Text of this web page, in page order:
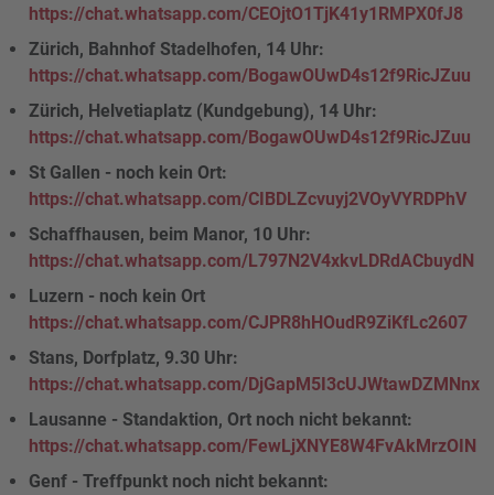
https://chat.whatsapp.com/CEOjtO1TjK41y1RMPX0fJ8
Zürich, Bahnhof Stadelhofen, 14 Uhr:
https://chat.whatsapp.com/BogawOUwD4s12f9RicJZuu
Zürich, Helvetiaplatz (Kundgebung), 14 Uhr:
https://chat.whatsapp.com/BogawOUwD4s12f9RicJZuu
St Gallen - noch kein Ort:
https://chat.whatsapp.com/CIBDLZcvuyj2VOyVYRDPhV
Schaffhausen, beim Manor, 10 Uhr:
https://chat.whatsapp.com/L797N2V4xkvLDRdACbuydN
Luzern - noch kein Ort
https://chat.whatsapp.com/CJPR8hHOudR9ZiKfLc2607
Stans, Dorfplatz, 9.30 Uhr:
https://chat.whatsapp.com/DjGapM5I3cUJWtawDZMNnx
Lausanne - Standaktion, Ort noch nicht bekannt:
https://chat.whatsapp.com/FewLjXNYE8W4FvAkMrzOIN
Genf - Treffpunkt noch nicht bekannt: